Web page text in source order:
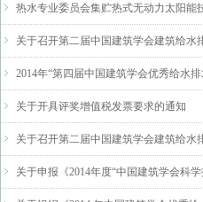
ꁇ
ꁇ
ꁇ
ꁇ 关于开具评奖增值税发票要求的通知
ꁇ
ꁇ